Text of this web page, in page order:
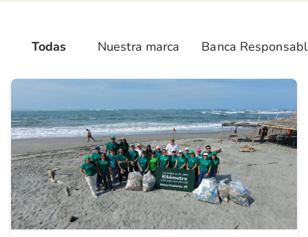
Todas Nuestra marca Banca